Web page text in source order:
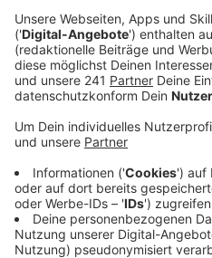
Anzeige
Ein Promi, keine
Anzeige
Wenn ein Popstar,
Politiker bei uns zu Besuch
besonderen Video-Interview